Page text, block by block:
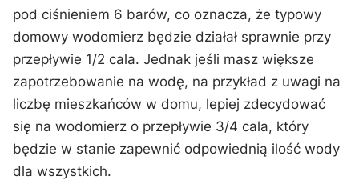
pod ciśnieniem 6 barów, co‍ oznacza, że ⁤typowy
domowy wodomierz będzie działał sprawnie przy
przepływie 1/2 cala. Jednak jeśli masz większe
zapotrzebowanie na wodę, na przykład z uwagi na
liczbę ‍mieszkańców ⁤w domu, lepiej zdecydować
się ​na​ wodomierz o przepływie 3/4 cala, który
będzie w stanie zapewnić odpowiednią ilość wody
dla wszystkich.